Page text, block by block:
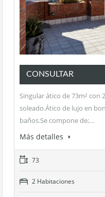
CONSULTAR
Singular ático de 73m² con
soleado.Ático de lujo en
baños.Se compone de;…
Más detalles
73
2 Habitaciones